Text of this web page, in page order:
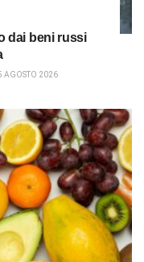
dai beni russi
AGOSTO 2026